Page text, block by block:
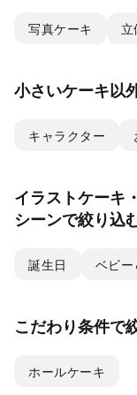
写真ケーキ 立
小さいケーキ以
キャラクター
イラストケーキ
シーンで絞り込
誕生日 ベビー
こだわり条件で
ホールケーキ